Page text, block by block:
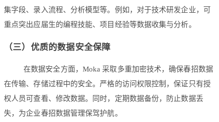
集字段、录入流程、分析模型等。例如，对于技术研发企业，可
重点突出应届生的编程技能、项目经验等数据收集与分析。
（三）优质的数据安全保障
在数据安全方面，Moka 采取多重加密技术，确保春招数据
在传输、存储过程中的安全。严格的访问权限控制，保证只有授
权人员可查看、修改数据。同时，定期数据备份，防止数据丢
失，为企业春招数据管理保驾护航。